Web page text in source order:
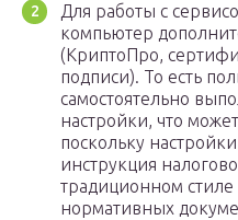
Для работы с
компьютер
(КриптоПро,
подписи). То есть
самостоятельно
настройки, что
поскольку
инструкция
традиционном стиле
нормативных